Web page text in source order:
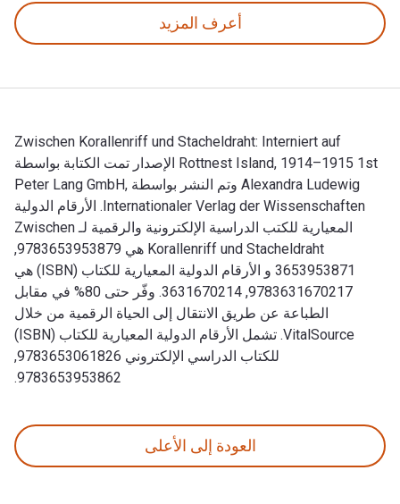
أعرف المزيد
Zwischen Korallenriff und Stacheldraht: Interniert auf
Rottnest Island, 1914–1915 1st الإصدار تمت الكتابة بواسطة
Alexandra Ludewig وتم النشر بواسطة Peter Lang GmbH,
Internationaler Verlag der Wissenschaften. الأرقام الدولية
المعيارية للكتب الدراسية الإلكترونية والرقمية لـ Zwischen
Korallenriff und Stacheldraht هي 9783653953879,
3653953871 و الأرقام الدولية المعيارية للكتاب (ISBN) هي
9783631670217, 3631670214. وفّر حتى 80% في مقابل
الطباعة عن طريق الانتقال إلى الحياة الرقمية من خلال
VitalSource. تشمل الأرقام الدولية المعيارية للكتاب (ISBN)
للكتاب الدراسي الإلكتروني 9783653061826,
9783653953862.
العودة إلى الأعلى